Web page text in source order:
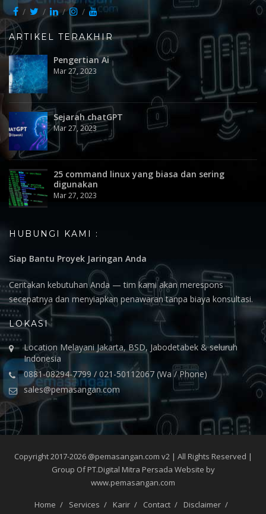
ARTIKEL TERAKHIR
Pengertian Ai
Mar 27, 2023
Sejarah chatGPT
Mar 27, 2023
25 command linux yang biasa dan sering
digunakan
Mar 27, 2023
HUBUNGI KAMI :
Siap Bantu Proyek Jaringan Anda
Ceritakan kebutuhan Anda — tim kami akan merespons
secepatnya dan menyiapkan penawaran tanpa biaya konsultasi.
LOKASI
Location Melayani Jakarta, BSD, Jabodetabek & seluruh
Indonesia
0881-08294-7799 / 021-50112067 (Wa / Phone)
sales@pemasangan.com
Copyright 2017-2026 @pemasangan.com v2 | All Rights Reserved |
Group Of PT.Digital Mitra Persada Website by
www.pemasangan.com
Home Services Karir Contact
Disclaimer